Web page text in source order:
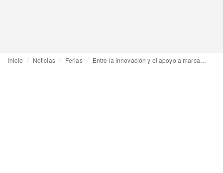
Inicio Noticias Ferias